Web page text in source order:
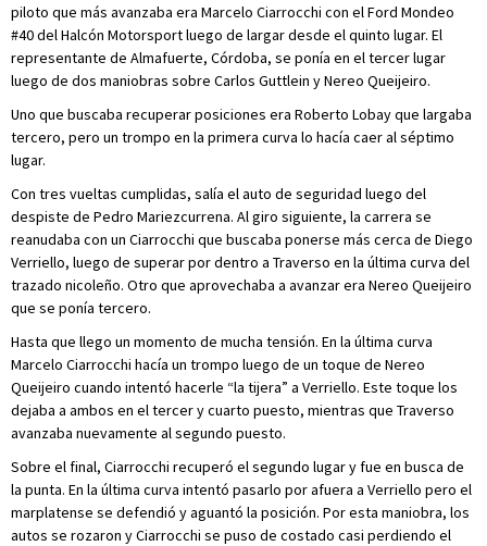
piloto que más avanzaba era Marcelo Ciarrocchi con el Ford Mondeo
#40 del Halcón Motorsport luego de largar desde el quinto lugar. El
representante de Almafuerte, Córdoba, se ponía en el tercer lugar
luego de dos maniobras sobre Carlos Guttlein y Nereo Queijeiro.
Uno que buscaba recuperar posiciones era Roberto Lobay que largaba
tercero, pero un trompo en la primera curva lo hacía caer al séptimo
lugar.
Con tres vueltas cumplidas, salía el auto de seguridad luego del
despiste de Pedro Mariezcurrena. Al giro siguiente, la carrera se
reanudaba con un Ciarrocchi que buscaba ponerse más cerca de Diego
Verriello, luego de superar por dentro a Traverso en la última curva del
trazado nicoleño. Otro que aprovechaba a avanzar era Nereo Queijeiro
que se ponía tercero.
Hasta que llego un momento de mucha tensión. En la última curva
Marcelo Ciarrocchi hacía un trompo luego de un toque de Nereo
Queijeiro cuando intentó hacerle “la tijera” a Verriello. Este toque los
dejaba a ambos en el tercer y cuarto puesto, mientras que Traverso
avanzaba nuevamente al segundo puesto.
Sobre el final, Ciarrocchi recuperó el segundo lugar y fue en busca de
la punta. En la última curva intentó pasarlo por afuera a Verriello pero el
marplatense se defendió y aguantó la posición. Por esta maniobra, los
autos se rozaron y Ciarrocchi se puso de costado casi perdiendo el